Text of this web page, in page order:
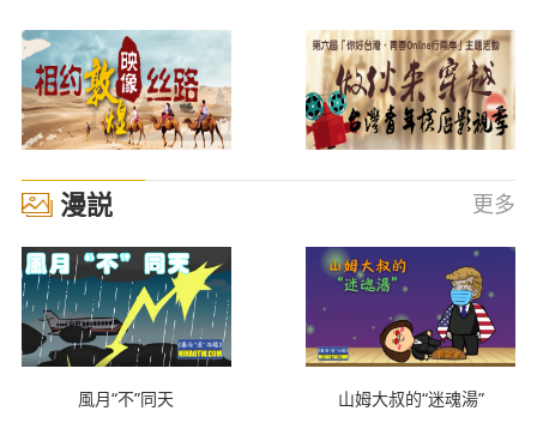
漫説 更多
風月“不”同天 山姆大叔的“迷魂湯”